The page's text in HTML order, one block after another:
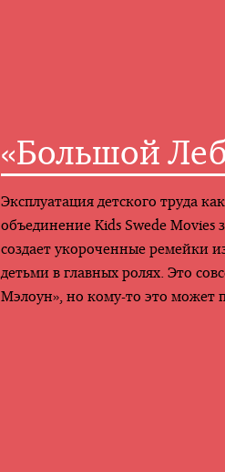
«Большой
Эксплуатация детского труда
объединение Kids Swede Movies
создает укороченные ремейки
детьми в главных ролях. Это
Мэлоун», но кому-то это может